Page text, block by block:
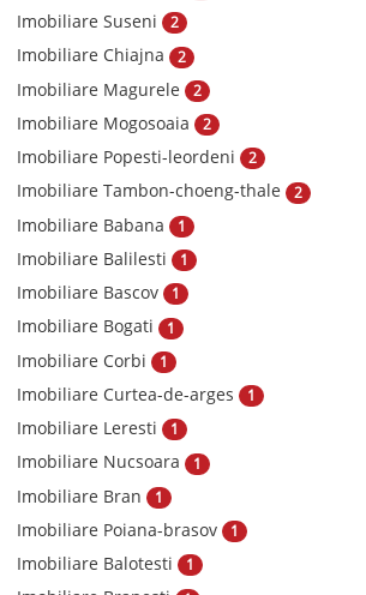
Imobiliare Suseni 2
Imobiliare Chiajna 2
Imobiliare Magurele 2
Imobiliare Mogosoaia 2
Imobiliare Popesti-leordeni 2
Imobiliare Tambon-choeng-thale 2
Imobiliare Babana 1
Imobiliare Balilesti 1
Imobiliare Bascov 1
Imobiliare Bogati 1
Imobiliare Corbi 1
Imobiliare Curtea-de-arges 1
Imobiliare Leresti 1
Imobiliare Nucsoara 1
Imobiliare Bran 1
Imobiliare Poiana-brasov 1
Imobiliare Balotesti 1